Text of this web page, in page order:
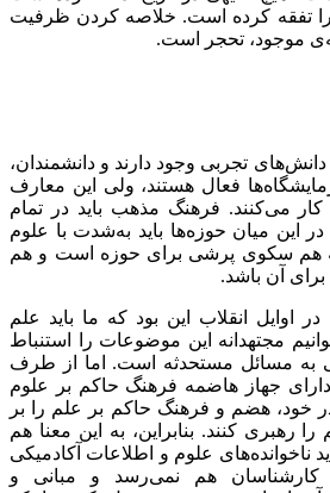
تفقه کرده است. خلاصه کردن ظرفیت
موجود، تحجر است.
تجربی وجود دارند و دانشمندان،
فعال هستند، ولی این معارف
می‌کنند. فرهنگ مذهب باید در تمام
این میان حوزه‌ها باید به‌شدت با علوم
هم سکوی پرشی برای حوزه است و هم
آن باشد.
اوایل انقلاب این بود که ما باید علم
مجتهدانه این موضوعات را استنباط
به مسائل مستحدثه است. اما از طرف
دارای جهاز هاضمه فرهنگ حاکم بر علوم
خود، هضم و فرهنگ حاکم بر علم را بر
رهبری کنند. بنابراین، به این معنا هم
ناخوانده‌های علوم و اطلاعات آکادمیکی
هم نمی‌رسد و مبانی و